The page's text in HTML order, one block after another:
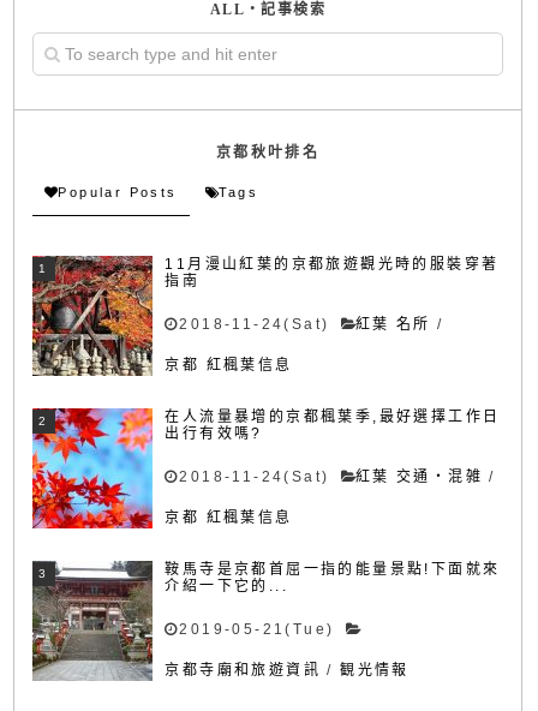
ALL・記事検索
京都秋叶排名
Popular Posts Tags
11月漫山紅葉的京都旅遊觀光時的服裝穿著
指南
2018-11-24(Sat) 紅葉 名所 /
京都 紅楓葉信息
在人流量暴增的京都楓葉季,最好選擇工作日
出行有效嗎?
2018-11-24(Sat) 紅葉 交通・混雑 /
京都 紅楓葉信息
鞍馬寺是京都首屈一指的能量景點!下面就來
介紹一下它的...
2019-05-21(Tue)
京都寺廟和旅遊資訊 /観光情報